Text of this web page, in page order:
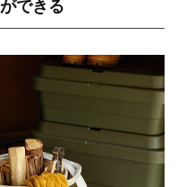
できる